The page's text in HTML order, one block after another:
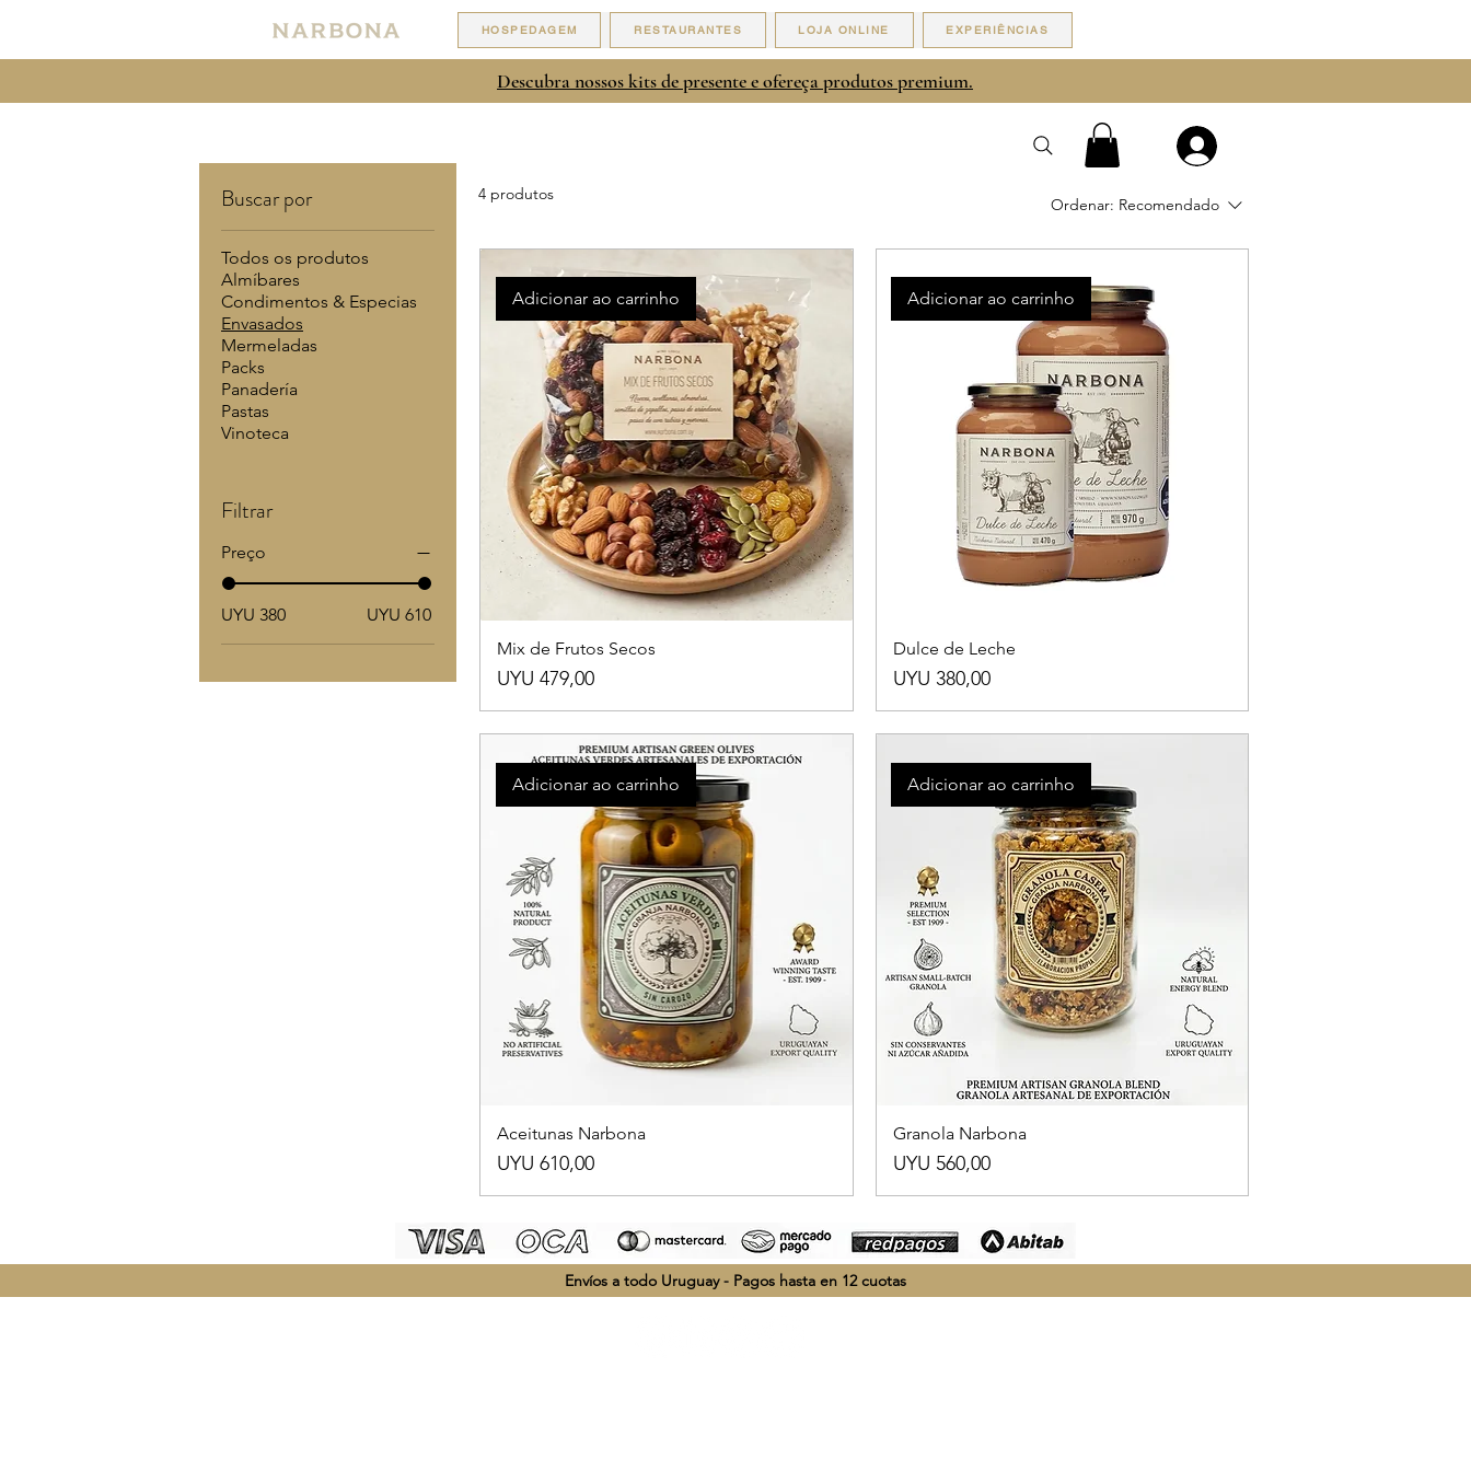
HOSPEDAGEM RESTAURANTES LOJA ONLINE EXPERIÊNCIAS
Descubra nossos kits de presente e ofereça produtos premium.
Buscar por
Todos os produtos
Almíbares
Condimentos & Especias
Envasados
Mermeladas
Packs
Panadería
Pastas
Vinoteca
Filtrar
Preço
UYU 380 UYU 610
4 produtos
Ordenar: Recomendado
Adicionar ao carrinho
Mix de Frutos Secos
Preço
UYU 479,00
Adicionar ao carrinho
Dulce de Leche
Preço
UYU 380,00
Adicionar ao carrinho
Aceitunas Narbona
Preço
UYU 610,00
Adicionar ao carrinho
Granola Narbona
Preço
UYU 560,00
Envíos a todo Uruguay - Pagos hasta en 12 cuotas